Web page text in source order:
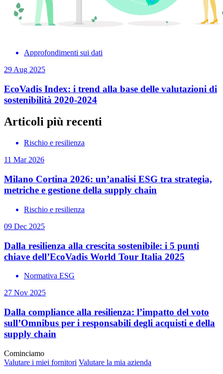
Approfondimenti sui dati
29 Aug 2025
EcoVadis Index: i trend alla base delle valutazioni di
sostenibilità 2020-2024
Articoli più recenti
Rischio e resilienza
11 Mar 2026
Milano Cortina 2026: un’analisi ESG tra strategia,
metriche e gestione della supply chain
Rischio e resilienza
09 Dec 2025
Dalla resilienza alla crescita sostenibile: i 5 punti
chiave dell’EcoVadis World Tour Italia 2025
Normativa ESG
27 Nov 2025
Dalla compliance alla resilienza: l’impatto del voto
sull’Omnibus per i responsabili degli acquisti e della
supply chain
Cominciamo
Valutare i miei fornitori Valutare la mia azienda